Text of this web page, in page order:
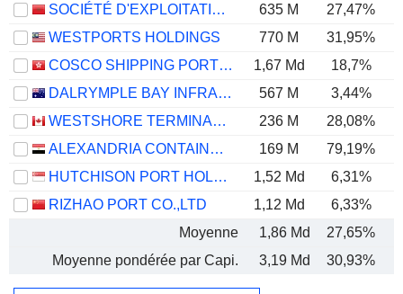
SOCIÉTÉ D'EXPLOITATION DES PORTS
635 M 27,47%
WESTPORTS HOLDINGS
770 M 31,95%
COSCO SHIPPING PORTS LIMITED
1,67 Md 18,7%
DALRYMPLE BAY INFRASTRUCTURE LIMITED
567 M 3,44%
WESTSHORE TERMINALS INVESTMENT CORPORATION
236 M 28,08%
ALEXANDRIA CONTAINER&CARGO HANDLING COMPANY
169 M 79,19%
HUTCHISON PORT HOLDINGS TRUST
1,52 Md 6,31%
RIZHAO PORT CO.,LTD
1,12 Md 6,33%
Moyenne
1,86 Md 27,65%
Moyenne pondérée par Capi.
3,19 Md 30,93%